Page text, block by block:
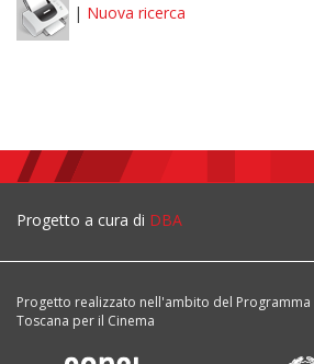
| Nuova ricerca
Progetto a cura di DBA
Progetto realizzato nell'ambito del Programma
Toscana per il Cinema